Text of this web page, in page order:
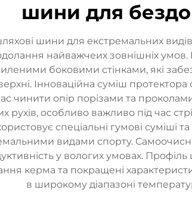
шини для
шини для екстремальних видів
найважчеих зовнішніх
боковими стінками, які
Інноваційна суміш
чинити опір порізами та
рухів, особливо важливо під час
спеціальні гумові суміші
видами спорту.
у вологих умовах.
керма та покращені
в широкому діапазоні